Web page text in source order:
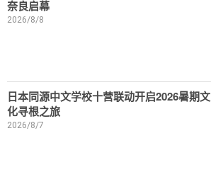
奈良启幕
2026/8/8
日本同源中文学校十营联动开启2026暑期文
化寻根之旅
2026/8/7